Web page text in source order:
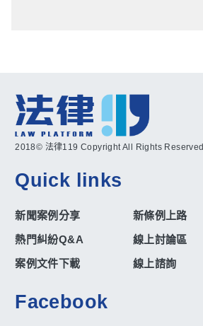
2018© 法律119 Copyright All Rights Reserved
Quick links
新聞案例分享
新條例上路
熱門糾紛Q&A
線上討論區
案例文件下載
線上諮詢
Facebook